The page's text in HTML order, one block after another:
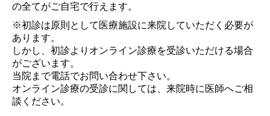
の全てがご自宅で行えます。
※初診は原則として医療施設に来院していただく必要が
あります。
しかし、初診よりオンライン診療を受診いただける場合
がございます。
当院まで電話でお問い合わせ下さい。
オンライン診療の受診に関しては、来院時に医師へご相
談ください。